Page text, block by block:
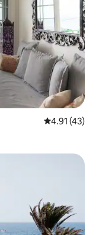
औसत रेटिंग 5 में
4.91 (43)